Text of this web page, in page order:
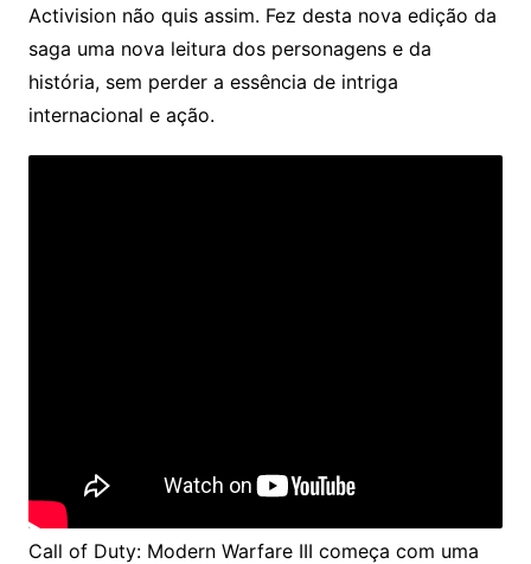
Activision não quis assim. Fez desta nova edição da
saga uma nova leitura dos personagens e da
história, sem perder a essência de intriga
internacional e ação.
Call of Duty: Modern Warfare III começa com uma